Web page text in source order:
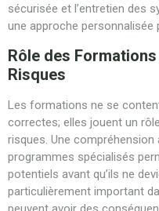
sécurisée et l’entretien des
une approche
Rôle des
Risques
Les formations ne se
correctes; elles jouent un
risques. Une
programmes spécialisés
potentiels avant qu’ils ne
particulièrement important